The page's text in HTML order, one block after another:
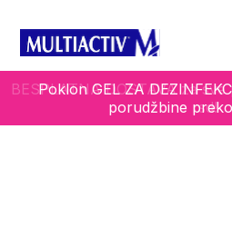
BESPLATNA DOSTAVA za
rsd!
Poklon GEL ZA
porudžbine
PROBIOTIC Skin Care gel
kožu